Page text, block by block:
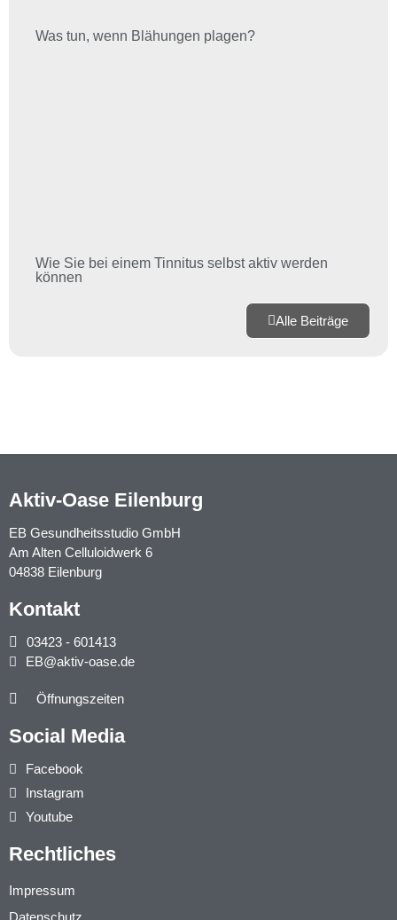
Was tun, wenn Blähungen plagen?
Wie Sie bei einem Tinnitus selbst aktiv werden
können
Alle Beiträge
Aktiv-Oase Eilenburg
EB Gesundheitsstudio GmbH
Am Alten Celluloidwerk 6
04838 Eilenburg
Kontakt
03423 - 601413
EB@aktiv-oase.de
Öffnungszeiten
Social Media
Facebook
Instagram
Youtube
Rechtliches
Impressum